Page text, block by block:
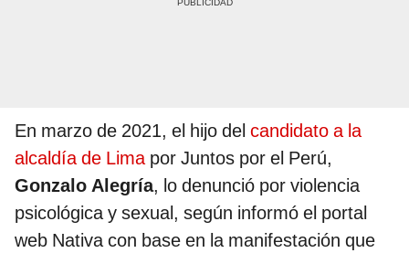
En marzo de 2021, el hijo del candidato a la
alcaldía de Limapor Juntos por el Perú,
Gonzalo Alegría, lo denunció por violencia
psicológica y sexual, según informó el portal
web Nativa con base en la manifestación que